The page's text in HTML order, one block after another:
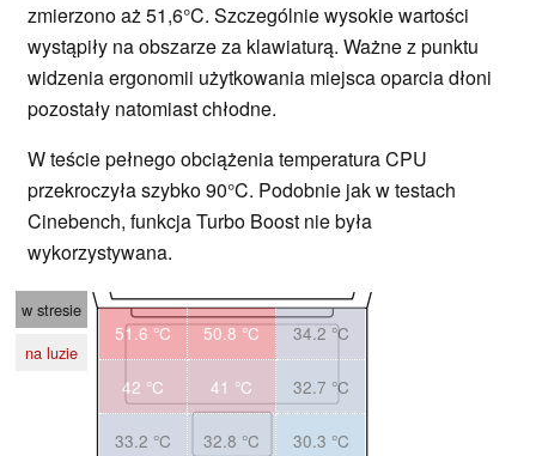
zmierzono aż 51,6°C. Szczególnie wysokie wartości
wystąpiły na obszarze za klawiaturą. Ważne z punktu
widzenia ergonomii użytkowania miejsca oparcia dłoni
pozostały natomiast chłodne.
W teście pełnego obciążenia temperatura CPU
przekroczyła szybko 90°C. Podobnie jak w testach
Cinebench, funkcja Turbo Boost nie była
wykorzystywana.
w stresie
na luzie
51.6 °C 50.8 °C 34.2 °C
42 °C 41 °C 32.7 °C
33.2 °C 32.8 °C 30.3 °C